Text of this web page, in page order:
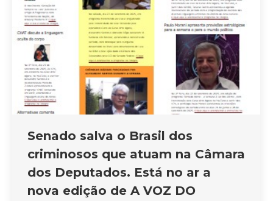
Senado salva o Brasil dos
criminosos que atuam na Câmara
dos Deputados. Está no ar a
nova edição de A VOZ DO